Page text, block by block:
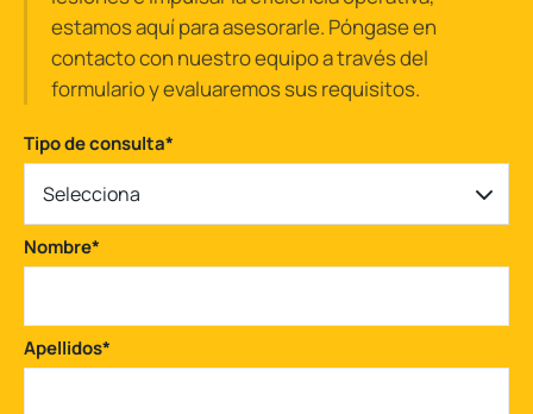
estamos aquí para asesorarle. Póngase en
contacto con nuestro equipo a través del
formulario y evaluaremos sus requisitos.
Tipo de consulta*
Selecciona
Nombre*
Apellidos*